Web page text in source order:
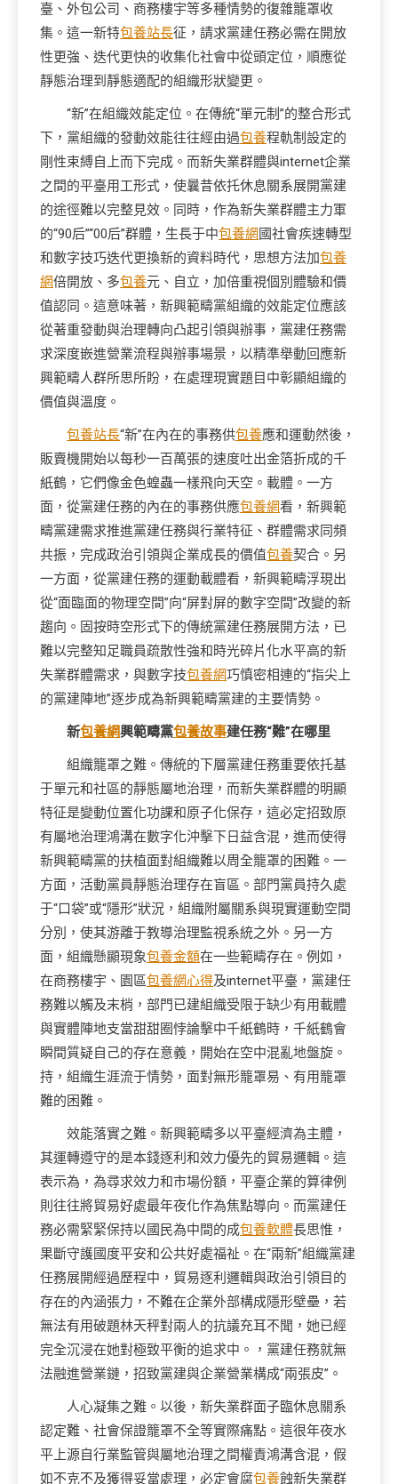
臺、外包公司、商務樓宇等多種情勢的復雜籠罩收
集。這一新特包養站長征，請求黨建任務必需在開放
性更強、迭代更快的收集化社會中從頭定位，順應從
靜態治理到靜態適配的組織形狀變更。
“新”在組織效能定位。在傳統“單元制”的整合形式
下，黨組織的發動效能往往經由過包養程軌制設定的
剛性束縛自上而下完成。而新失業群體與internet企業
之間的平臺用工形式，使曩昔依托休息關系展開黨建
的途徑難以完整見效。同時，作為新失業群體主力軍
的“90后”“00后”群體，生長于中包養網 國社會疾速轉型
和數字技巧迭代更換新的資料時代，思想方法加包養
網倍開放、多包養元、自立，加倍重視個別體驗和價
值認同。這意味著，新興範疇黨組織的效能定位應該
從著重發動與治理轉向凸起引領與辦事，黨建任務需
求深度嵌進營業流程與辦事場景，以精準舉動回應新
興範疇人群所思所盼，在處理現實題目中彰顯組織的
價值與溫度。
包養站長“新”在內在的事務供包養應和運動然後，
販賣機開始以每秒一百萬張的速度吐出金箔折成的千
紙鶴，它們像金色蝗蟲一樣飛向天空。載體。一方
面，從黨建任務的內在的事務供應包養網看，新興範
疇黨建需求推進黨建任務與行業特征、群體需求同頻
共振，完成政治引領與企業成長的價值包養契合。另
一方面，從黨建任務的運動載體看，新興範疇浮現出
從“面臨面的物理空間”向“屏對屏的數字空間”改變的新
趨向。固按時空形式下的傳統黨建任務展開方法，已
難以完整知足職員疏散性強和時光碎片化水平高的新
失業群體需求，與數字技包養網巧慎密相連的“指尖上
的黨建陣地”逐步成為新興範疇黨建的主要情勢。
新包養網興範疇黨包養故事建任務“難”在哪里
組織籠罩之難。傳統的下層黨建任務重要依托基
于單元和社區的靜態屬地治理，而新失業群體的明顯
特征是變動位置化功課和原子化保存，這必定招致原
有屬地治理鴻溝在數字化沖擊下日益含混，進而使得
新興範疇黨的扶植面對組織難以周全籠罩的困難。一
方面，活動黨員靜態治理存在盲區。部門黨員持久處
于“口袋”或“隱形”狀況，組織附屬關系與現實運動空間
分別，使其游離于教導治理監視系統之外。另一方
面，組織懸顯現象包養金額在一些範疇存在。例如，
在商務樓宇、園區包養網心得及internet平臺，黨建任
務難以觸及末梢，部門已建組織受限于缺少有用載體
與實體陣地支當甜甜圈悖論擊中千紙鶴時，千紙鶴會
瞬間質疑自己的存在意義，開始在空中混亂地盤旋。
持，組織生涯流于情勢，面對無形籠罩易、有用籠罩
難的困難。
效能落實之難。新興範疇多以平臺經濟為主體，
其運轉遵守的是本錢逐利和效力優先的貿易邏輯。這
表示為，為尋求效力和市場份額，平臺企業的算律例
則往往將貿易好處最年夜化作為焦點導向。而黨建任
務必需緊緊保持以國民為中間的成包養軟體長思惟，
果斷守護國度平安和公共好處福祉。在“兩新”組織黨建
任務展開經過歷程中，貿易逐利邏輯與政治引領目的
存在的內涵張力，不難在企業外部構成隱形壁壘，若
無法有用破題林天秤對兩人的抗議充耳不聞，她已經
完全沉浸在她對極致平衡的追求中。，黨建任務就無
法融進營業鏈，招致黨建與企業營業構成“兩張皮”。
人心凝集之難。以後，新失業群面子臨休息關系
認定難、社會保證籠罩不全等實際痛點。這很年夜水
平上源自行業監管與屬地治理之間權責鴻溝含混，假
如不克不及獲得妥當處理，必定會腐包養蝕新失業群